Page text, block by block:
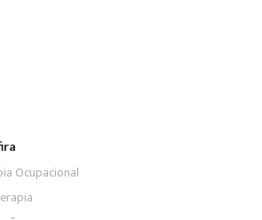
Ocupacional